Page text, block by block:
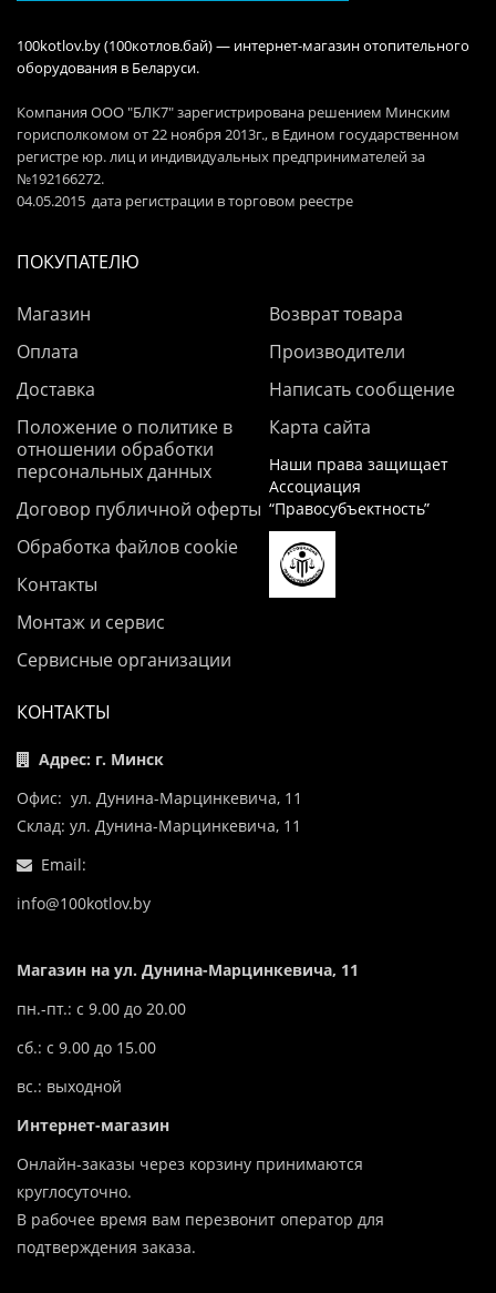
100kotlov.by (100котлов.бай) — интернет-магазин отопительного
оборудования в Беларуси.
Компания ООО "БЛК7" зарегистрирована решением Минским
горисполкомом от 22 ноября 2013г., в Едином государственном
регистре юр. лиц и индивидуальных предпринимателей за
№192166272.
04.05.2015 дата регистрации в торговом реестре
ПОКУПАТЕЛЮ
Магазин
Оплата
Доставка
Положение о политике в
отношении обработки
персональных данных
Договор публичной оферты
Обработка файлов cookie
Контакты
Монтаж и сервис
Сервисные организации
Возврат товара
Производители
Написать сообщение
Карта сайта
Наши права защищает
Ассоциация
“Правосубъектность”
КОНТАКТЫ
Адрес: г. Минск
Офис: ул. Дунина-Марцинкевича, 11
Склад: ул. Дунина-Марцинкевича, 11
Email:
info@100kotlov.by
Магазин на ул. Дунина-Марцинкевича, 11
пн.-пт.: с 9.00 до 20.00
сб.: с 9.00 до 15.00
вс.: выходной
Интернет-магазин
Онлайн-заказы через корзину принимаются
круглосуточно.
В рабочее время вам перезвонит оператор для
подтверждения заказа.